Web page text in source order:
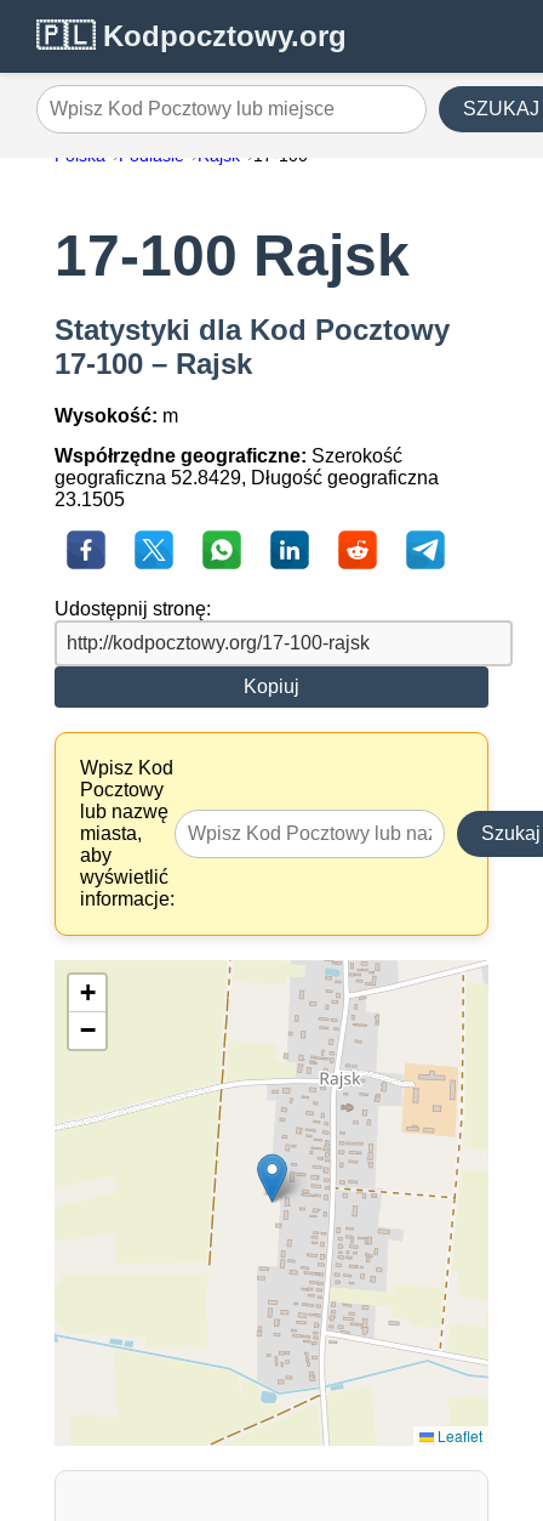
🇵🇱 Kodpocztowy.org
Wpisz Kod Pocztowy lub miejsce SZUKAJ
Polska Podlasie Rajsk 17-100
17-100 Rajsk
Statystyki dla Kod Pocztowy
17-100 – Rajsk
Wysokość: m
Współrzędne geograficzne: Szerokość
geograficzna 52.8429, Długość geograficzna
23.1505
Udostępnij stronę:
Kopiuj
Wpisz Kod
Pocztowy
lub nazwę
miasta,
aby
wyświetlić
informacje:
Szukaj
+
−
Leaflet